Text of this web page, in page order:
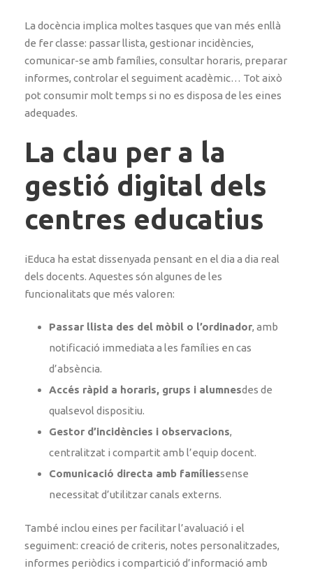
La docència implica moltes tasques que van més enllà
de fer classe: passar llista, gestionar incidències,
comunicar-se amb famílies, consultar horaris, preparar
informes, controlar el seguiment acadèmic… Tot això
pot consumir molt temps si no es disposa de les eines
adequades.
La clau per a la
gestió digital dels
centres educatius
iEduca ha estat dissenyada pensant en el dia a dia real
dels docents. Aquestes són algunes de les
funcionalitats que més valoren:
Passar llista des del mòbil o l’ordinador, amb
notificació immediata a les famílies en cas
d’absència.
Accés ràpid a horaris, grups i alumnesdes de
qualsevol dispositiu.
Gestor d’incidències i observacions,
centralitzat i compartit amb l’equip docent.
Comunicació directa amb famíliessense
necessitat d’utilitzar canals externs.
També inclou eines per facilitar l’avaluació i el
seguiment: creació de criteris, notes personalitzades,
informes periòdics i compartició d’informació amb